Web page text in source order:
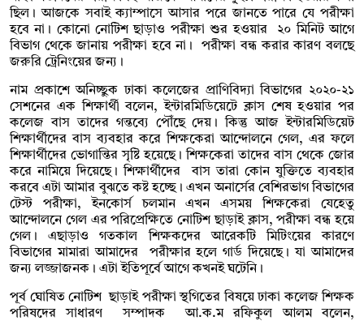
ছিল। আজকে সবাই ক্যাম্পাসে আসার পরে জানতে পারে যে পরীক্ষা
হবে না। কোনো নোটিশ ছাড়াও পরীক্ষা শুর হওয়ার ২০ মিনিট আগে
বিভাগ থেকে জানায় পরীক্ষা হবে না। পরীক্ষা বন্ধ করার কারণ বলছে
জরুরি ট্রেনিংয়ের জন্য ।
নাম প্রকাশে অনিচ্ছুক ঢাকা কলেজের প্রাণিবিদ্যা বিভাগের ২০২০-২১
সেশনের এক শিক্ষার্থী বলেন, ইন্টারমিডিয়েটে ক্লাস শেষ হওয়ার পর
কলেজ বাস তাদের গন্তব্যে পৌঁছে দেয়। কিন্তু আজ ইন্টারমিডিয়েট
শিক্ষার্থীদের বাস ব্যবহার করে শিক্ষকেরা আন্দোলনে গেল, এর ফলে
শিক্ষার্থীদের ভোগান্তির সৃষ্টি হয়েছে। শিক্ষকেরা তাদের বাস থেকে জোর
করে নামিয়ে দিয়েছে। শিক্ষার্থীদের বাস তারা কোন যুক্তিতে ব্যবহার
করবে এটা আমার বুঝতে কষ্ট হচ্ছে। এখন অনার্সের বেশিরভাগ বিভাগের
টেস্ট পরীক্ষা, ইনকোর্স চলমান এখন এসময় শিক্ষকেরা যেহেতু
আন্দোলনে গেল এর পরিপ্রেক্ষিতে নোটিশ ছাড়াই ক্লাস, পরীক্ষা বন্ধ হয়ে
গেল। এছাড়াও গতকাল শিক্ষকদের আরেকটি মিটিংয়ের কারণে
বিভাগের মামারা আমাদের পরীক্ষার হলে গার্ড দিয়েছে। যা আমাদের
জন্য লজ্জাজনক। এটা ইতিপূর্বে আগে কখনই ঘটেনি।
পূর্ব ঘোষিত নোটিশ ছাড়াই পরীক্ষা স্থগিতের বিষয়ে ঢাকা কলেজ শিক্ষক
পরিষদের সাধারণ সম্পাদক আ.ক.ম রফিকুল আলম বলেন,